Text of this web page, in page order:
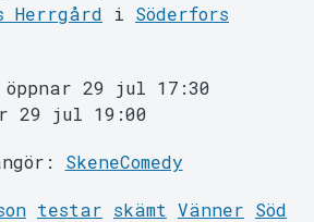
Herrgård i Söderfors
öppnar 29 jul 17:30
29 jul 19:00
SkeneComedy
testar skämt Vänner Söd